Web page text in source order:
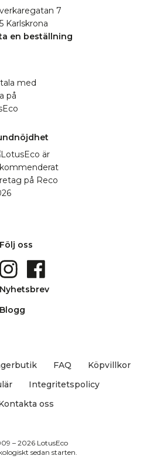
7
Karlskrona
en beställning
Följ oss
Nyhetsbrev
Blogg
FAQ
Köpvillkor
Integritetspolicy
oss
– 2026 LotusEco
sedan starten.